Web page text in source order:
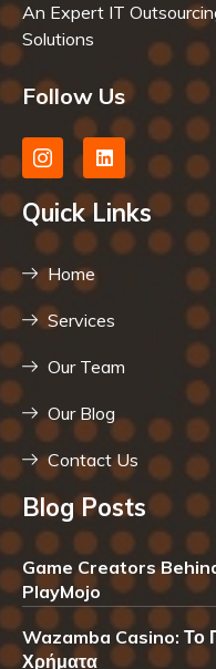
An Expert IT
Solutions
Follow Us
Quick Links
Home
Services
Our Team
Our Blog
Contact Us
Blog Posts
Game Creators
PlayMojo
Wazamba Casino: Το
Χρήματα